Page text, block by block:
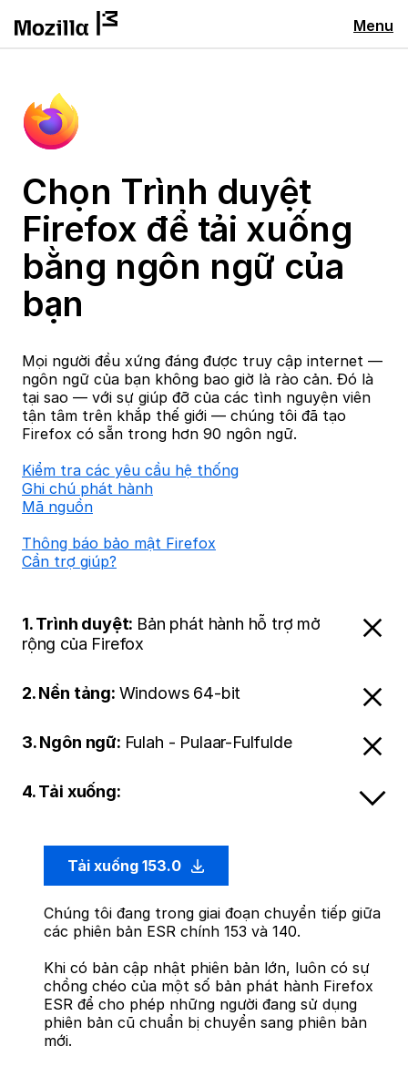
Menu
Chọn Trình duyệt
Firefox để tải xuống
bằng ngôn ngữ của
bạn
Mọi người đều xứng đáng được truy cập internet —
ngôn ngữ của bạn không bao giờ là rào cản. Đó là
tại sao — với sự giúp đỡ của các tình nguyện viên
tận tâm trên khắp thế giới — chúng tôi đã tạo
Firefox có sẵn trong hơn 90 ngôn ngữ.
Kiểm tra các yêu cầu hệ thống
Ghi chú phát hành
Mã nguồn
Thông báo bảo mật Firefox
Cần trợ giúp?
1. Trình duyệt: Bản phát hành hỗ trợ mở
rộng của Firefox
2. Nền tảng: Windows 64-bit
3. Ngôn ngữ: Fulah - Pulaar-Fulfulde
4. Tải xuống:
Tải xuống 153.0
Chúng tôi đang trong giai đoạn chuyển tiếp giữa
các phiên bản ESR chính 153 và 140.
Khi có bản cập nhật phiên bản lớn, luôn có sự
chồng chéo của một số bản phát hành Firefox
ESR để cho phép những người đang sử dụng
phiên bản cũ chuẩn bị chuyển sang phiên bản
mới.